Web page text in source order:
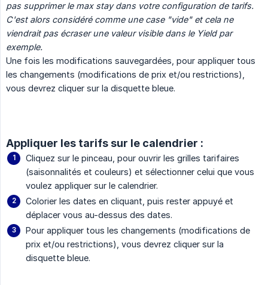
pas supprimer le max stay dans votre configuration de tarifs.
C'est alors considéré comme une case "vide" et cela ne
viendrait pas écraser une valeur visible dans le Yield par
exemple.
Une fois les modifications sauvegardées, pour appliquer tous
les changements (modifications de prix et/ou restrictions),
vous devrez cliquer sur la disquette bleue.
Appliquer les tarifs sur le calendrier :
Cliquez sur le pinceau, pour ouvrir les grilles tarifaires
(saisonnalités et couleurs) et sélectionner celui que vous
voulez appliquer sur le calendrier.
Colorier les dates en cliquant, puis rester appuyé et
déplacer vous au-dessus des dates.
Pour appliquer tous les changements (modifications de
prix et/ou restrictions), vous devrez cliquer sur la
disquette bleue.